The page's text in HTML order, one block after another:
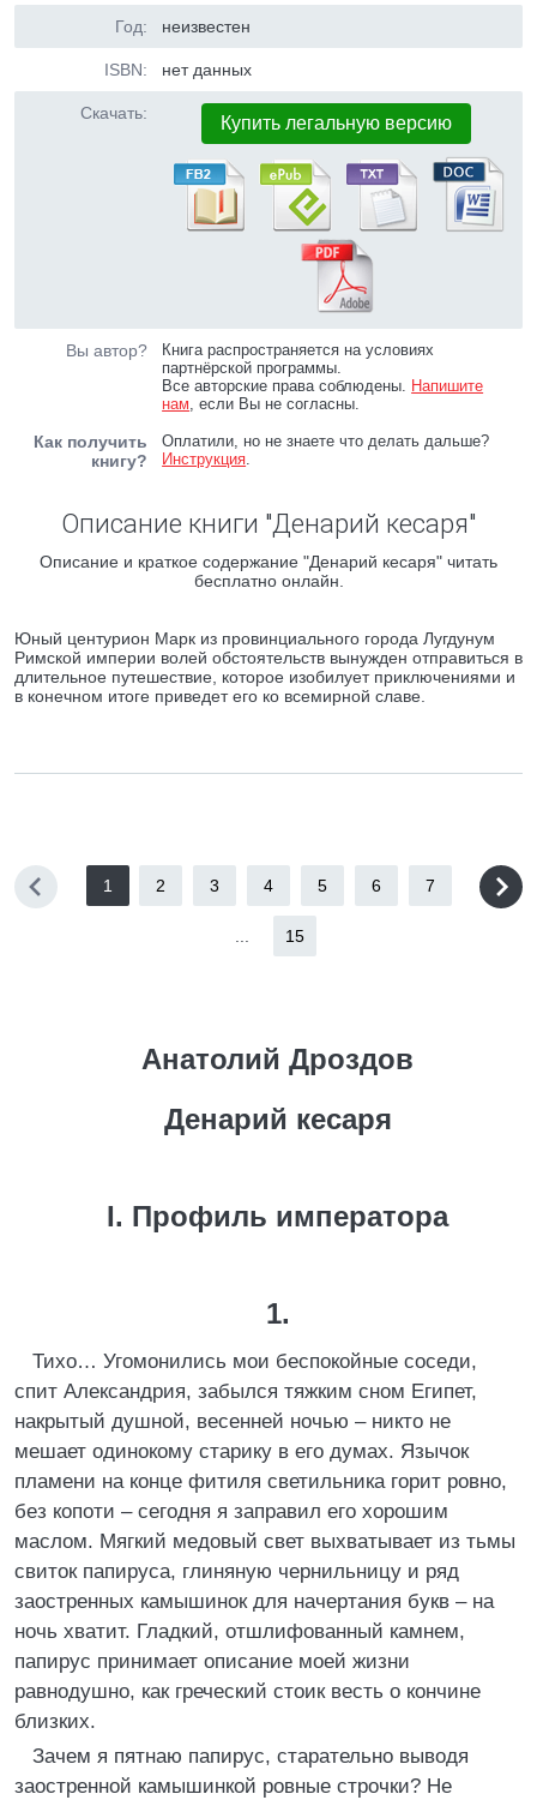
Год: неизвестен
ISBN: нет данных
Скачать: Купить легальную версию
Вы автор?
Книга распространяется на условиях
партнёрской программы.
Все авторские права соблюдены. Напишите
нам, если Вы не согласны.
Как получить
книгу?
Оплатили, но не знаете что делать дальше?
Инструкция.
Описание книги "Денарий кесаря"
Описание и краткое содержание "Денарий кесаря" читать
бесплатно онлайн.
Юный центурион Марк из провинциального города Лугдунум
Римской империи волей обстоятельств вынужден отправиться в
длительное путешествие, которое изобилует приключениями и
в конечном итоге приведет его ко всемирной славе.
1 2 3 4 5 6 7
15
Анатолий Дроздов
Денарий кесаря
I. Профиль императора
1.
Тихо… Угомонились мои беспокойные соседи,
спит Александрия, забылся тяжким сном Египет,
накрытый душной, весенней ночью – никто не
мешает одинокому старику в его думах. Язычок
пламени на конце фитиля светильника горит ровно,
без копоти – сегодня я заправил его хорошим
маслом. Мягкий медовый свет выхватывает из тьмы
свиток папируса, глиняную чернильницу и ряд
заостренных камышинок для начертания букв – на
ночь хватит. Гладкий, отшлифованный камнем,
папирус принимает описание моей жизни
равнодушно, как греческий стоик весть о кончине
близких.
Зачем я пятнаю папирус, старательно выводя
заостренной камышинкой ровные строчки? Не